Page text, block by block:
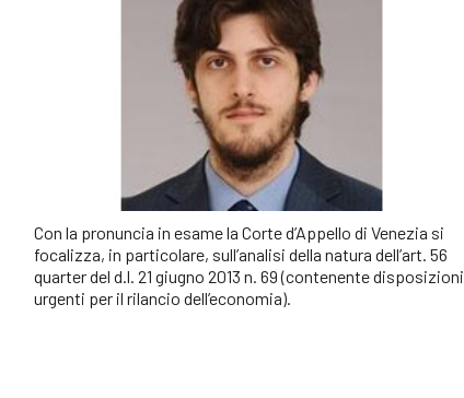
Con la pronuncia in esame la Corte d’Appello di Venezia si
focalizza, in particolare, sull’analisi della natura dell’art. 56
quarter del d.l. 21 giugno 2013 n. 69 (contenente disposizioni
urgenti per il rilancio dell’economia).